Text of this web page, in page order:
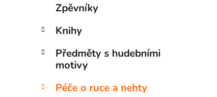
Zpěvníky
Knihy
Předměty s hudebními
motivy
Péče o ruce a nehty